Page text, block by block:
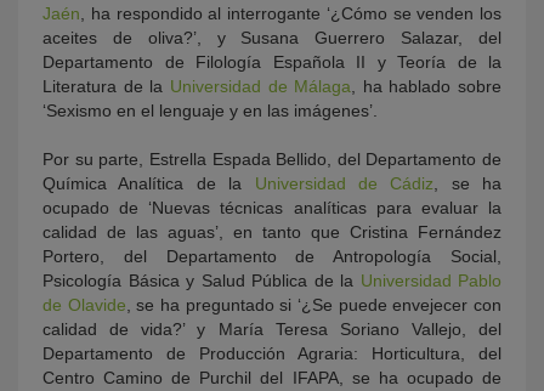
Jaén , ha respondido al interrogante ‘¿Cómo se venden los
aceites de oliva?’, y Susana Guerrero Salazar, del
Departamento de Filología Española II y Teoría de la
Literatura de la Universidad de Málaga , ha hablado sobre
‘Sexismo en el lenguaje y en las imágenes’.
Por su parte, Estrella Espada Bellido, del Departamento de
Química Analítica de la Universidad de Cádiz , se ha
ocupado de ‘Nuevas técnicas analíticas para evaluar la
calidad de las aguas’, en tanto que Cristina Fernández
Portero, del Departamento de Antropología Social,
Psicología Básica y Salud Pública de la Universidad Pablo
de Olavide , se ha preguntado si ‘¿Se puede envejecer con
calidad de vida?’ y María Teresa Soriano Vallejo, del
Departamento de Producción Agraria: Horticultura, del
Centro Camino de Purchil del IFAPA, se ha ocupado de